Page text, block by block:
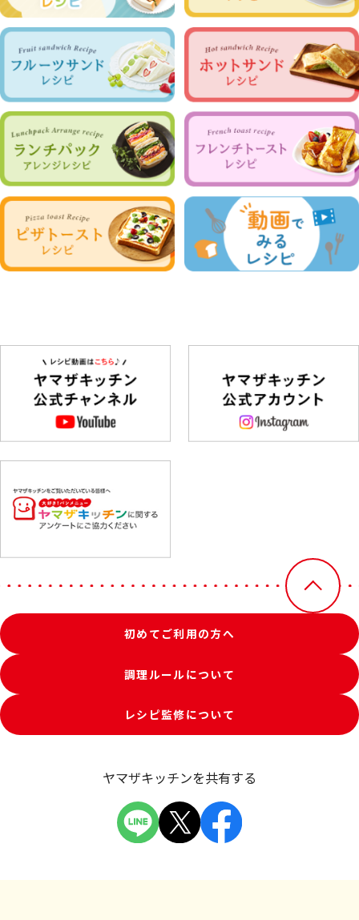
初めてご利用の方へ
調理ルールについて
レシピ監修について
ヤマザキッチンを共有する